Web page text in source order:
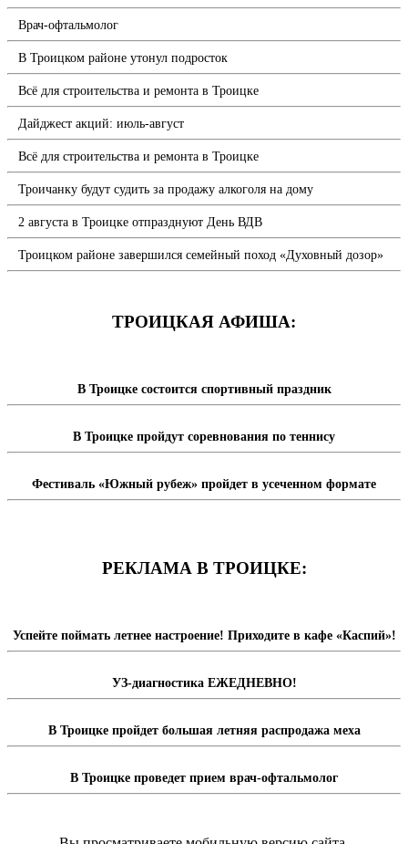
Врач-офтальмолог
В Троицком районе утонул подросток
Всё для строительства и ремонта в Троицке
Дайджест акций: июль-август
Всё для строительства и ремонта в Троицке
Троичанку будут судить за продажу алкоголя на дому
2 августа в Троицке отпразднуют День ВДВ
Троицком районе завершился семейный поход «Духовный дозор»
ТРОИЦКАЯ АФИША:
В Троицке состоится спортивный праздник
В Троицке пройдут соревнования по теннису
Фестиваль «Южный рубеж» пройдет в усеченном формате
РЕКЛАМА В ТРОИЦКЕ:
Успейте поймать летнее настроение! Приходите в кафе «Каспий»!
УЗ-диагностика ЕЖЕДНЕВНО!
В Троицке пройдет большая летняя распродажа меха
В Троицке проведет прием врач-офтальмолог